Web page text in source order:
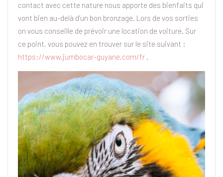
contact avec cette nature nous apporte des bienfaits qui
vont bien au-delà d’un bon bronzage. Lors de vos sorties
on vous conseille de prévoir une location de voiture. Sur
ce point, vous pouvez en trouver sur le site suivant :
https://www.jumbocar-guyane.com/fr .